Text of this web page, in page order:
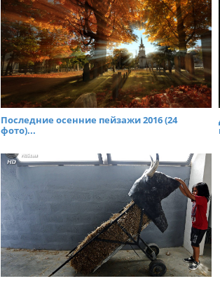
Последние осенние пейзажи 2016 (24
фото)...